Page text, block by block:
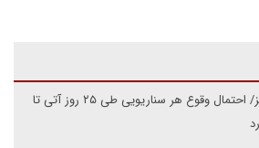
مشت محکم ایران بر میز/ احتمال وقوع هر سناریویی طی ۲۵ روز آتی تا